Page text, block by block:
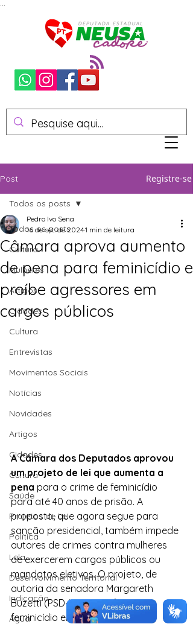
Post Registre-se
Todos os posts
Cultura
Mulheres
Artigos
Cidades
Cultura
Entrevistas
Movimentos Sociais
Notícias
Novidades
Artigos
Cidades
Cultura
Saúde
Projetos de Lei
Política
Lula
Desenvolvimento Territorial
Indicação
Água
Todos os posts
Câmara aprova aumento
de pena para feminicídio e
proíbe agressores em
cargos públicos
Pedro Ivo Sena
16 de set. de 20241 min de leitura
A Câmara dos Deputados aprovou
um projeto de lei que aumenta a
pena para o crime de feminicídio
para até 40 anos de prisão. A
proposta, que agora segue para
sanção presidencial, também impede
autores de crimes contra mulheres
de exercerem cargos públicos ou
mandatos eletivos. O projeto, de
autoria da senadora Margareth
Buzetti (PSD-MT), transforma o
feminicídio em um tipo penal